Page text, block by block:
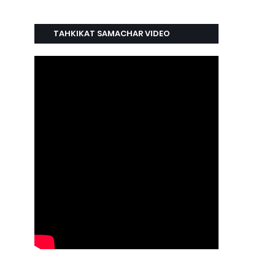
TAHKIKAT SAMACHAR VIDEO